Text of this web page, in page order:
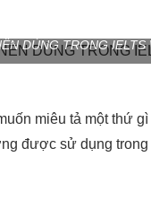
DÙNG TRONG IELTS
miêu tả một thứ
được sử dụng